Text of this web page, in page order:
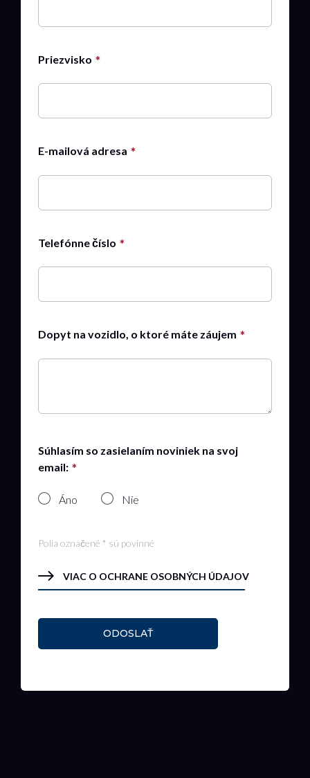
Priezvisko
E-mailová adresa
Telefónne číslo
Dopyt na vozidlo, o ktoré máte záujem
Súhlasím so zasielaním noviniek na svoj
email:
Áno Nie
Polia označené * sú povinné
VIAC O OCHRANE OSOBNÝCH ÚDAJOV
ODOSLAŤ